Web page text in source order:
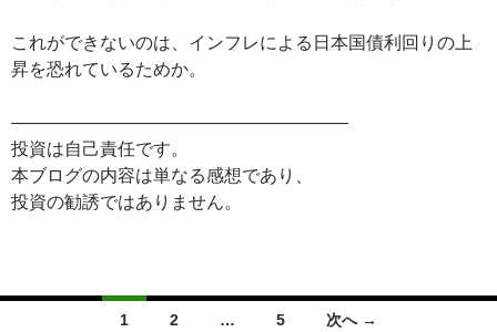
これができないのは、インフレによる日本国債利回りの上
昇を恐れているためか。
———————————————————
投資は自己責任です。
本ブログの内容は単なる感想であり、
投資の勧誘ではありません。
1 2 … 5 次へ →